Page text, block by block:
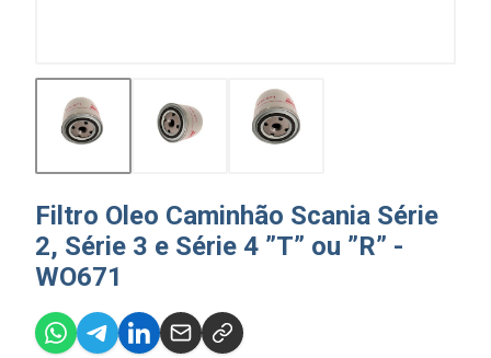
Filtro Oleo Caminhão Scania Série
2, Série 3 e Série 4 ”T” ou ”R” -
WO671